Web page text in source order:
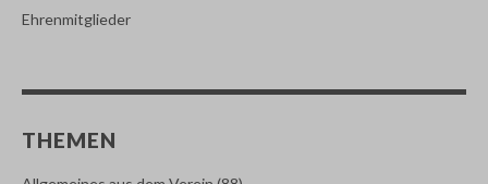
Ehrenmitglieder
THEMEN